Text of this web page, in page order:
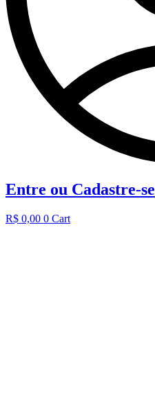
Entre ou Cadastre-se
R$ 0,00 0 Cart